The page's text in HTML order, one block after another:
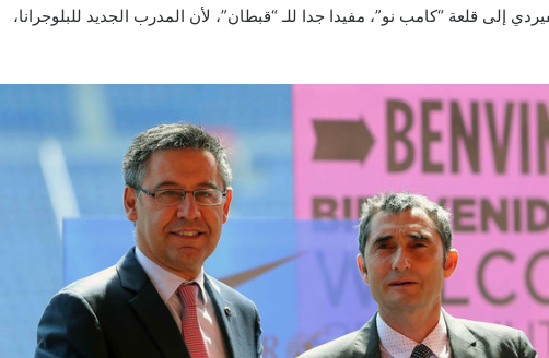
إلى قلعة “كامب نو”، مفيدا جدا للـ “قبطان”، لأن المدرب الجديد للبلوجرانا،